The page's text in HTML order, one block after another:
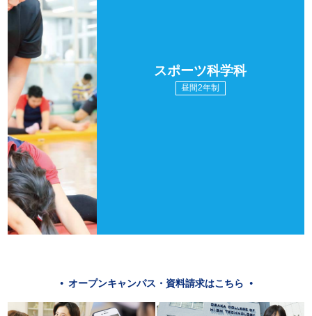
スポーツ科学科
昼間2年制
オープンキャンパス・資料請求はこちら